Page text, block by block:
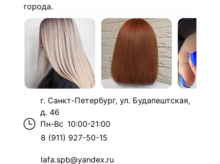
города.
г. Санкт-Петербург, ул. Будапештская,
д. 46
Пн-Вс 10:00-21:00
8 (911) 927-50-15
lafa.spb@yandex.ru